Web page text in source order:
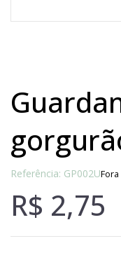
guardanapo
Referência: GP002U
R$ 2,75